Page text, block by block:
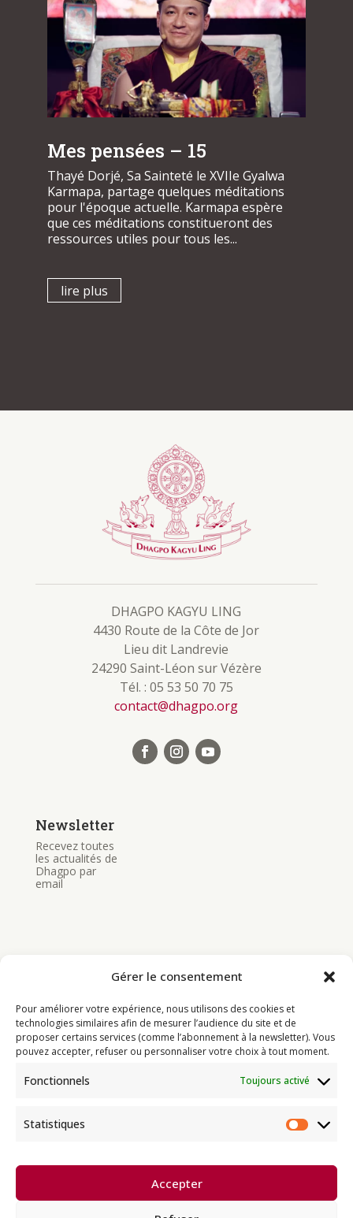
Gérer le consentement
Pour améliorer votre expérience, nous utilisons des cookies et
technologies similaires afin de mesurer l’audience du site et de
proposer certains services (comme l’abonnement à la newsletter). Vous
pouvez accepter, refuser ou personnaliser votre choix à tout moment.
Fonctionnels Toujours activé
Statistiques
Accepter
Mes pensées – 15
Thayé Dorjé, Sa Sainteté le XVIIe Gyalwa
Karmapa, partage quelques méditations
pour l'époque actuelle. Karmapa espère
que ces méditations constitueront des
ressources utiles pour tous les...
lire plus
DHAGPO KAGYU LING
4430 Route de la Côte de Jor
Lieu dit Landrevie
24290 Saint-Léon sur Vézère
Tél. : 05 53 50 70 75
contact@dhagpo.org
Newsletter
Recevez toutes
les actualités de
Dhagpo par
email
Programme
Actualités
Ressources
Infos pratiques
direction spirituelle de Thayé
Dorjé, Sa Sainteté le XVII Gyalwa